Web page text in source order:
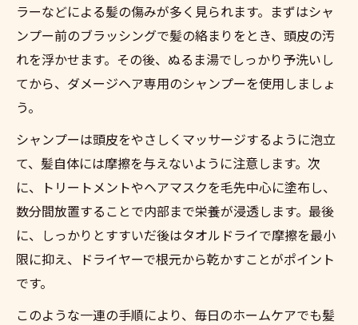
ラーなどによる髪の傷みが多く見られます。まずはシャ
ンプー前のブラッシングで髪の絡まりをとき、頭皮の汚
れを浮かせます。その後、ぬるま湯でしっかり予洗いし
てから、ダメージヘア専用のシャンプーを使用しましょ
う。
シャンプーは頭皮をやさしくマッサージするように泡立
て、髪自体には摩擦を与えないように注意します。次
に、トリートメントやヘアマスクを毛先中心に塗布し、
数分間放置することで内部まで栄養が浸透します。最後
に、しっかりとすすいだ後はタオルドライで摩擦を最小
限に抑え、ドライヤーで根元から乾かすことがポイント
です。
このような一連の手順により、毎日のホームケアでも髪